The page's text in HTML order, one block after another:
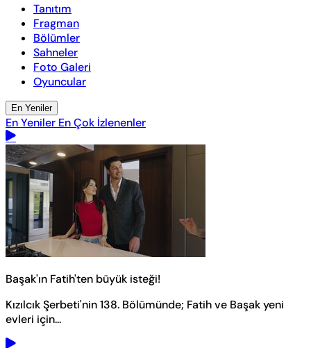
Tanıtım
Fragman
Bölümler
Sahneler
Foto Galeri
Oyuncular
En Yeniler
En Yeniler En Çok İzlenenler
Başak'ın Fatih'ten büyük isteği!
Kızılcık Şerbeti'nin 138. Bölümünde; Fatih ve Başak yeni
evleri için...